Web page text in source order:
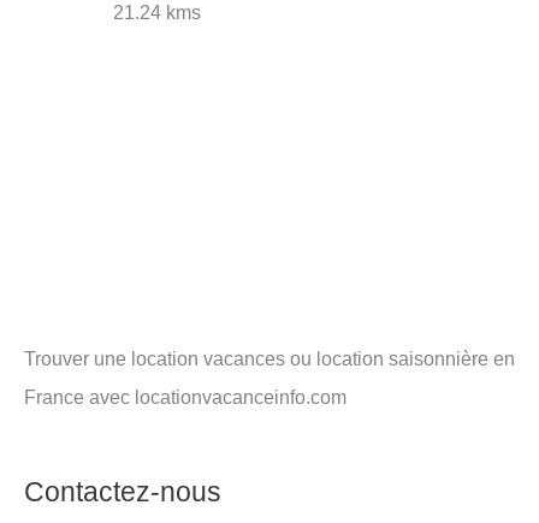
21.24 kms
Trouver une location vacances ou location saisonnière en
France avec locationvacanceinfo.com
Contactez-nous